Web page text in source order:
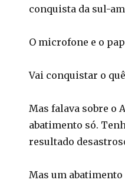
conquista da sul-
O microfone e o
Vai conquistar o
Mas falava sobre o
abatimento só.
resultado
Mas um